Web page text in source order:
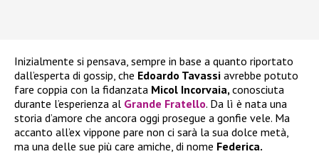
Inizialmente si pensava, sempre in base a quanto riportato
dall’esperta di gossip, che Edoardo Tavassi avrebbe potuto
fare coppia con la fidanzata Micol Incorvaia, conosciuta
durante l’esperienza al Grande Fratello. Da lì è nata una
storia d’amore che ancora oggi prosegue a gonfie vele. Ma
accanto all’ex vippone pare non ci sarà la sua dolce metà,
ma una delle sue più care amiche, di nome Federica.